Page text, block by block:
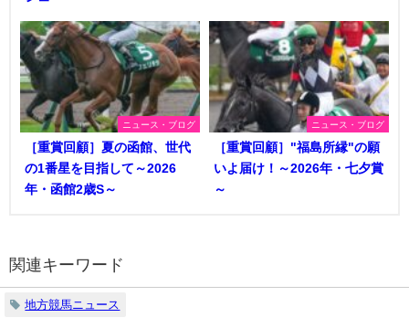
ニュース・ブログ
［重賞回顧］夏の函館、世代
の1番星を目指して～2026
年・函館2歳S～
ニュース・ブログ
［重賞回顧］"福島所縁"の願
いよ届け！～2026年・七夕賞
～
関連キーワード
地方競馬ニュース